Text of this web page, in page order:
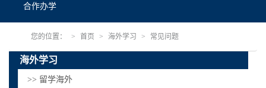
合作办学
您的位置： 首页 海外学习 常见问题
海外学习
>> 留学海外